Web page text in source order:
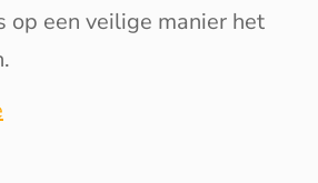
op een veilige manier het